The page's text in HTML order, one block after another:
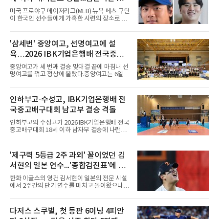
미 귀국, 배지환은 미국 잔류할 듯
미국 프로야구 메이저리그(MLB) 뉴욕 메츠 구단
이 한국인 선수들에게 가혹한 시련의 장소로 전
대형 유망주로 기대를 모았던 투수 심준석에 이
어, 빅리그 경력을 지닌 내외야수 배지환까지 연
달아 뉴욕 메츠 산하 마이너리그에서 방출 통보
를 받는 아픔을 겪었다. 두 선수의 동반 이탈은
메츠 구단이 유독 한국 선수들에게 '기회의 땅'이
아닌 '무덤'처럼 작용하고 있음을 방증하고 있다.
고교 시절 시속 160km에 달하는 강속구로 큰 스
리츠와 마이애미 말린스를 거쳐 메츠에 둥지를
틀며 반등을 노렸으나
'삼세번' 중앙여고, 선명여고에 설
욕…2026 IBK기업은행배 전국중고
배구대회 우승
중앙여고가 세 번째 결승 맞대결 끝에 마침내 선
명여고를 꺾고 정상에 올랐다.중앙여고는 6일
행배 전국중고배구대회 18세 이하 여자부 결승
에서 선명여고를 세트스코어 3-1(13-25, 25-14,
25-17, 25-10)로 물리치고 우승을 차지했다.첫
세트를 13-25로 내주며 불안하게 출발한 중앙여
고는 이후 조직력을 되찾아 2세트부터 경기 주
도권을 완전히 장악했다. 강한 서브와 탄탄한 수
비를 앞세워 내리 세 세트를 따내며 짜릿한 역전
권대회 결승에서 모두 선명여고에 패해 준우승
에 머물렀다. 그러나 세 번째
인하부고·수성고, IBK기업은행배 전
국중고배구대회 남고부 결승 격돌
인하부고와 수성고가 2026 IBK기업은행배 전국
중고배구대회 18세 이하 남자부 결승에 나란히
하부고는 5일 충북 제천실내체육관에서 열린 대
회 남자 18세 이하부 준결승에서 남성고를 세트
스코어 3-1(25-17, 17-25, 25-21, 25-17)로 꺾
고 결승행 티켓을 따냈다. 인하부고는 높은 공격
성공률을 앞세워 경기 주도권을 잡으며 승리를
거뒀다.수성고도 준결승에서 속초고를 상대로
안정된 조직력을 바탕으로 3-1(25-23, 25-16,
고는 인하부고와 우승을 다툴 기회를 잡았다.여
'제구력 5등급 2주 과외' 꼴이었던 김
서현의 일본 연수...'종합검진표'에 불
과
한화 이글스의 영건 김서현이 일본의 전문 시설
에서 2주간의 단기 연수를 마치고 돌아왔으나,
출하며 야구 팬들과 전문가들 사이에 씁쓸한 뒷
맛을 남기고 있다.출국 당시만 해도 선수의 고질
적인 제구 문제를 해결할 특효약이 될 것처럼 포
다저스 스쿠벌, 첫 등판 6이닝 4피안